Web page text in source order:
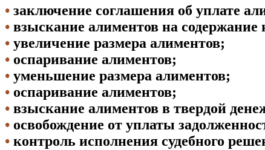
• заключение соглашения об уплате
• взыскание алиментов на
• увеличение размера алиментов;
• оспаривание алиментов;
• уменьшение размера алиментов;
• оспаривание алиментов;
• взыскание алиментов в твердой
• освобождение от уплаты
• контроль исполнения судебного